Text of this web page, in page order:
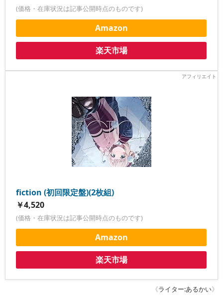
(価格・在庫状況は記事公開時点のものです)
Amazon
楽天市場
fiction (初回限定盤)(2枚組)
￥4,520
(価格・在庫状況は記事公開時点のものです)
Amazon
楽天市場
《ライター:あるかい》